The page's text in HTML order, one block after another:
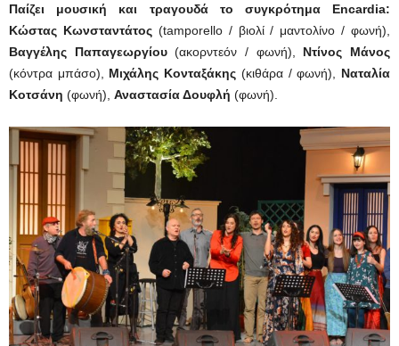
Παίζει μουσική και τραγουδά το συγκρότημα Encardia:
Κώστας Κωνσταντάτος(tamporello / βιολί / μαντολίνο / φωνή),
Βαγγέλης Παπαγεωργίου(ακορντεόν / φωνή), Ντίνος Μάνος
(κόντρα μπάσο), Μιχάλης Κονταξάκης (κιθάρα / φωνή), Ναταλία
Κοτσάνη (φωνή), Αναστασία Δουφλή (φωνή).